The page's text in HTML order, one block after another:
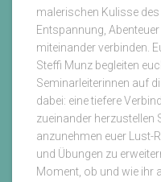
malerischen Kulisse
Entspannung,
miteinander verbinden.
Steffi Munz begleiten
Seminarleiterinnen auf
dabei: eine tiefere
zueinander herzustellen
anzunehmen euer Lust-
und Übungen zu
Moment, ob und wie ihr